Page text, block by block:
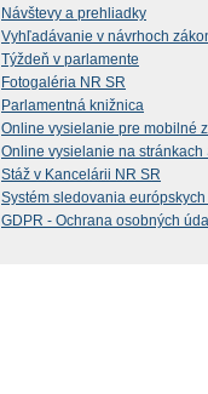
Návštevy a prehliadky
Vyhľadávanie v návrhoch
Týždeň v parlamente
Fotogaléria NR SR
Parlamentná knižnica
Online vysielanie pre mobilné
Online vysielanie na stránkach
Stáž v Kancelárii NR SR
Systém sledovania
GDPR - Ochrana osobných